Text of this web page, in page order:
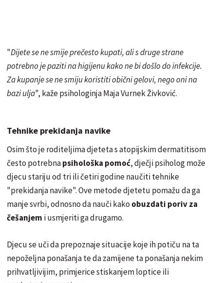
"Dijete se ne smije prečesto kupati, ali s druge strane
potrebno je paziti na higijenu kako ne bi došlo do infekcije.
Za kupanje se ne smiju koristiti obični gelovi, nego oni na
bazi ulja", kaže psihologinja Maja Vurnek Živković.
Tehnike prekidanja navike
Osim što je roditeljima djeteta s atopijskim dermatitisom
često potrebnapsihološka pomoć, dječji psiholog može
djecu stariju od tri ili četiri godine naučiti tehnike
"prekidanja navike". Ove metode djetetu pomažu da ga
manje svrbi, odnosno da nauči kako obuzdati poriv za
češanjem i usmjeriti ga drugamo.
Djecu se uči da prepoznaje situacije koje ih potiču na ta
nepoželjna ponašanja te da zamijene ta ponašanja nekim
prihvatljivijim, primjerice stiskanjem loptice ili